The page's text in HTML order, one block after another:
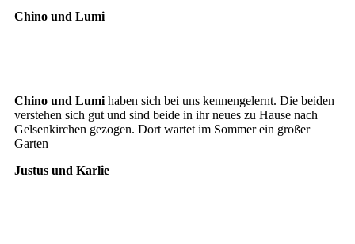
Chino und Lumi
Chino und Lumihaben sich bei uns kennengelernt. Die beiden
verstehen sich gut und sind beide in ihr neues zu Hause nach
Gelsenkirchen gezogen. Dort wartet im Sommer ein großer
Garten
Justus und Karlie